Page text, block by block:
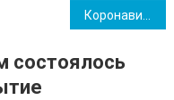
Коронавирус в Южном: данные по заболеваемости на 3 декабря
состоялось